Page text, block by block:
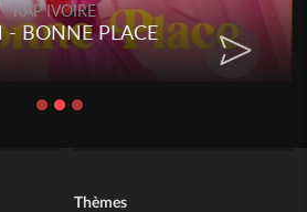
RAP IVOIRE
- BONNE PLACE
Thèmes